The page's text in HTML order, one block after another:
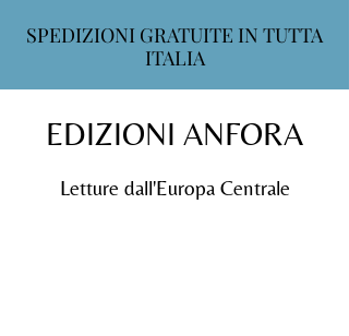
SPEDIZIONI GRATUITE IN TUTTA
ITALIA
EDIZIONI ANFORA
Letture dall'Europa Centrale